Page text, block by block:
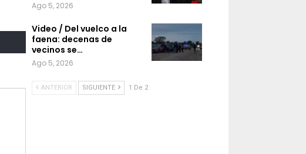
Ago 5, 2026
Video / Del vuelco a la
faena: decenas de
vecinos se…
Ago 5, 2026
ANTERIOR SIGUIENTE 1 De 2